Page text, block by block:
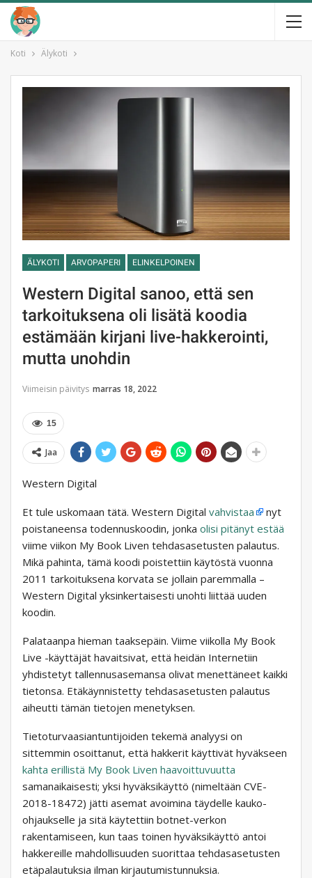
Koti Älykoti
ÄLYKOTI ARVOPAPERI ELINKELPOINEN
Western Digital sanoo, että sen
tarkoituksena oli lisätä koodia
estämään kirjani live-hakkerointi,
mutta unohdin
Viimeisin päivitys marras 18, 2022
15
Jaa
Western Digital
Et tule uskomaan tätä. Western Digital vahvistaa
nyt
poistaneensa todennuskoodin, jonka olisi pitänyt estää
viime viikon My Book Liven tehdasasetusten palautus.
Mikä pahinta, tämä koodi poistettiin käytöstä vuonna
2011 tarkoituksena korvata se jollain paremmalla –
Western Digital yksinkertaisesti unohti liittää uuden
koodin.
Palataanpa hieman taaksepäin. Viime viikolla My Book
Live -käyttäjät havaitsivat, että heidän Internetiin
yhdistetyt tallennusasemansa olivat menettäneet kaikki
tietonsa. Etäkäynnistetty tehdasasetusten palautus
aiheutti tämän tietojen menetyksen.
Tietoturvaasiantuntijoiden tekemä analyysi on
sittemmin osoittanut, että hakkerit käyttivät hyväkseen
kahta erillistä My Book Liven haavoittuvuutta
samanaikaisesti; yksi hyväksikäyttö (nimeltään CVE-
2018-18472) jätti asemat avoimina täydelle kauko-
ohjaukselle ja sitä käytettiin botnet-verkon
rakentamiseen, kun taas toinen hyväksikäyttö antoi
hakkereille mahdollisuuden suorittaa tehdasasetusten
etäpalautuksia ilman kirjautumistunnuksia.